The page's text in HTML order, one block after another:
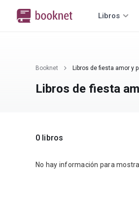
Libros
Booknet Libros de fiesta amor y
Libros de fiesta
0 libros
No hay información para